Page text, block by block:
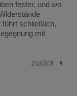
fester, und wo
führt schließlich,
mit
zurück